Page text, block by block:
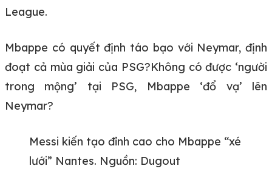
League.
Mbappe có quyết định táo bạo với Neymar, định
đoạt cả mùa giải của PSG?Không có được ‘người
trong mộng’ tại PSG, Mbappe ‘đổ vạ’ lên
Neymar?
Messi kiến tạo đỉnh cao cho Mbappe “xé
lưới” Nantes. Nguồn: Dugout